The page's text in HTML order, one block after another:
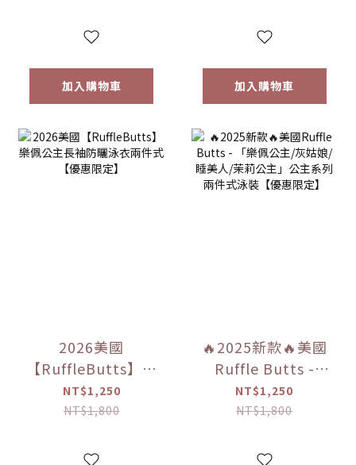
加入購物車 加入購物車
2026美國
【RuffleButts】樂
佩公主長袖防曬泳
衣兩件式【優惠限
NT$1,250
NT$1,800
🔥2025新款🔥美國
Ruffle Butts -
「樂佩公主/灰姑娘/
睡美人/茉莉公主」
裝【優惠限定】
NT$1,250
NT$1,800